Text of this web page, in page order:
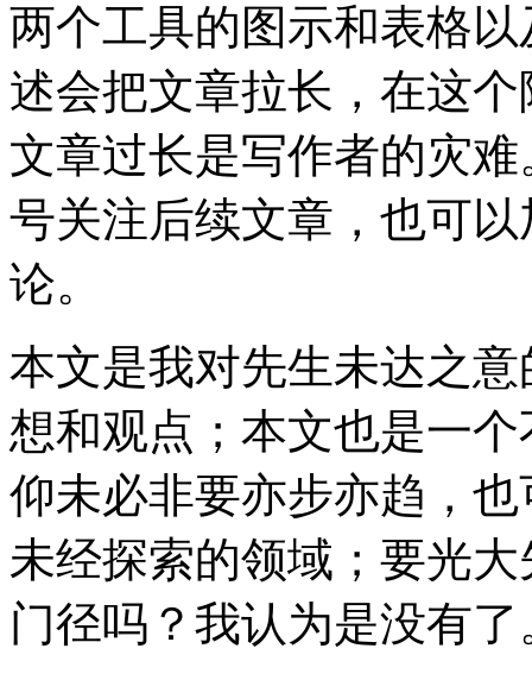
两个工具的图示和表格
述会把文章拉长，在这
文章过长是写作者的灾
号关注后续文章，也可
论。
本文是我对先生未达之
想和观点；本文也是一
仰未必非要亦步亦趋，
未经探索的领域；要光
门径吗？我认为是没有了